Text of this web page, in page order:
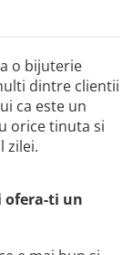
o bijuterie
dintre clientii
ca este un
orice tinuta si
zilei.
ofera-ti un